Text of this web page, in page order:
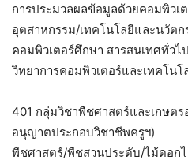
การประมวลผลข้อมูลด้วยคอมพิวเ
อุตสาหกรรม/เทคโนโลยีและนวัต
คอมพิวเตอร์ศึกษา สารสนเทศทั่ว
วิทยาการคอมพิวเตอร์และเทคโนโ
401 กลุ่มวิชาพืชศาสตร์และเกษตร
อนุญาตประกอบวิชาชีพครูฯ)
พืชศาสตร์/พืชสวนประดับ/ไม้ดอก